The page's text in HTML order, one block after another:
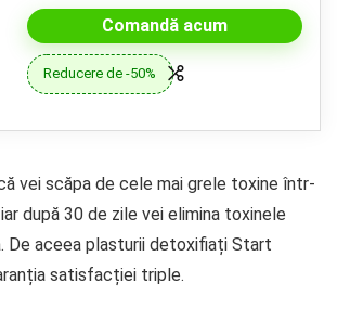
Comandă acum
Reducere de -50%
vei scăpa de cele mai grele toxine într-
după 30 de zile vei elimina toxinele
De aceea plasturii detoxifiați Start
satisfacției triple.